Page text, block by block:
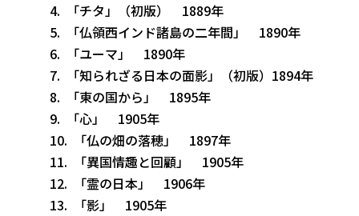
「チタ」（初版） 1889年
「仏領西インド諸島の二年間」 1890年
「ユーマ」 1890年
「知られざる日本の面影」（初版）1894年
「東の国から」 1895年
「心」 1905年
「仏の畑の落穂」 1897年
「異国情趣と回顧」 1905年
「霊の日本」 1906年
「影」 1905年